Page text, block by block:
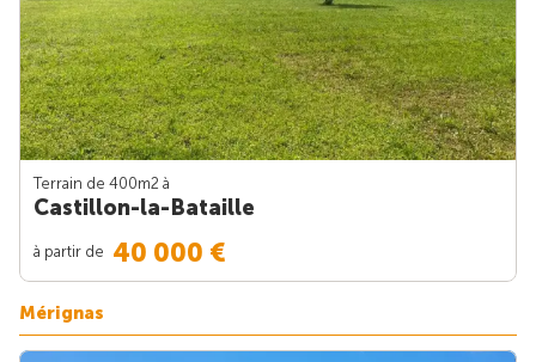
Terrain de 400m2 à
Castillon-la-Bataille
à partir de 40 000 €
Mérignas